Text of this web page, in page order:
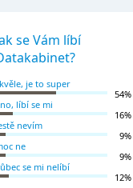
se Vám líbí
je to super
54%
líbí se mi
16%
nevím
9%
ne
9%
se mi nelíbí
12%